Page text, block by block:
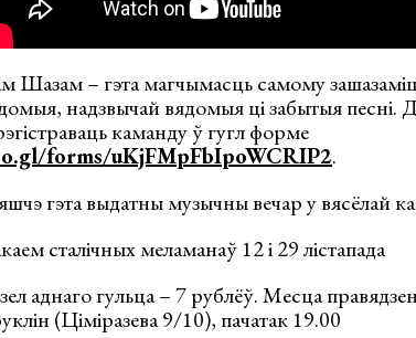
Шазам – гэта магчымасць самому
надзвычай вядомыя ці забытыя песні.
каманду ў гугл форме
forms/uKjFMpFbIpoWCRIP2.
гэта выдатны музычны вечар у вясёлай
сталічных меламанаў 12 і 29 лістапада
аднаго гульца – 7 рублёў. Месца
(Ціміразева 9/10), пачатак 19.00